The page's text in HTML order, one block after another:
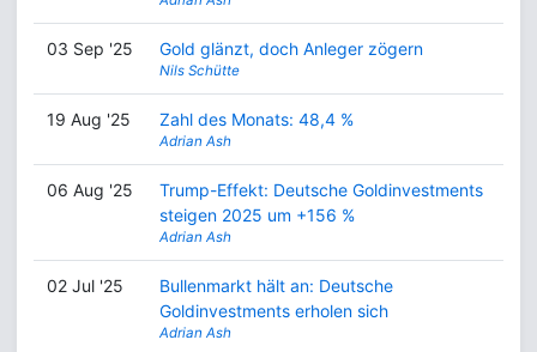
03 Sep '25 Gold glänzt, doch Anleger zögern
Nils Schütte
19 Aug '25 Zahl des Monats: 48,4 %
Adrian Ash
06 Aug '25
Trump-Effekt: Deutsche Goldinvestments
steigen 2025 um +156 %
Adrian Ash
02 Jul '25
Bullenmarkt hält an: Deutsche
Goldinvestments erholen sich
Adrian Ash